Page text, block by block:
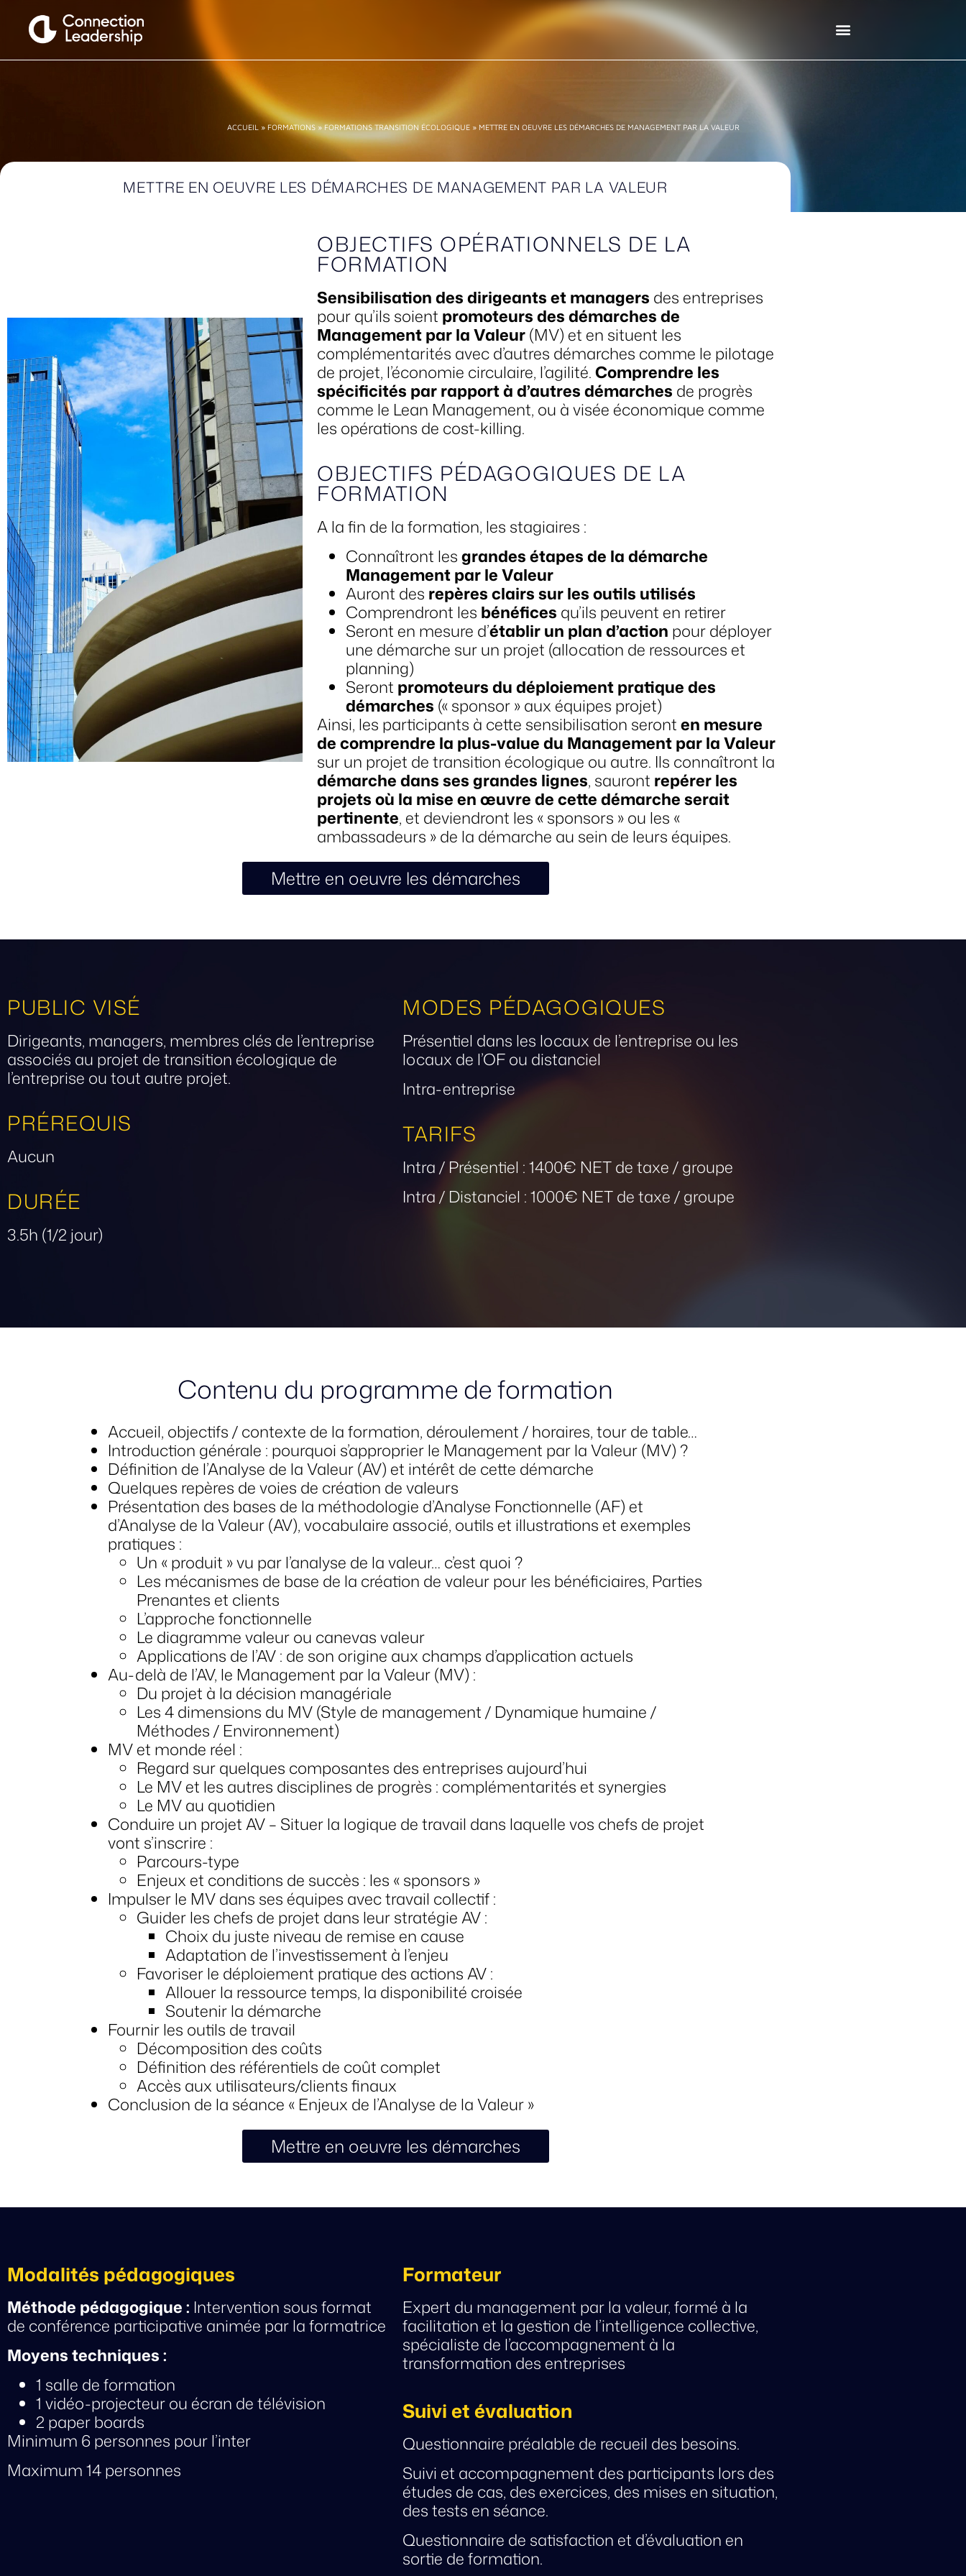
ACCUEIL » FORMATIONS»FORMATIONS TRANSITION ÉCOLOGIQUE» METTRE EN OEUVRE LES DÉMARCHES DE MANAGEMENT PAR LA VALEUR
METTRE EN OEUVRE LES DÉMARCHES DE MANAGEMENT PAR LA VALEUR
OBJECTIFS OPÉRATIONNELS DE LA
FORMATION
Sensibilisation des dirigeants et managers des entreprises
pour qu’ils soient promoteurs des démarches de
Management par la Valeur(MV) et en situent les
complémentarités avec d’autres démarches comme le pilotage
de projet, l’économie circulaire, l’agilité.Comprendre les
spécificités par rapport à d’autres démarches de progrès
comme le Lean Management, ou à visée économique comme
les opérations de cost-killing.
OBJECTIFS PÉDAGOGIQUES DE LA
FORMATION
A la fin de la formation, les stagiaires :
Connaîtront lesgrandes étapes de la démarche
Management par le Valeur
Auront des repères clairs sur les outils utilisés
Comprendront les bénéfices qu’ils peuvent en retirer
Seront en mesure d’établir un plan d’action pour déployer
une démarche sur un projet (allocation de ressources et
planning)
Seront promoteurs du déploiement pratique des
démarches (« sponsor » aux équipes projet)
Ainsi, les participants à cette sensibilisation seronten mesure
de comprendre la plus-value du Management par la Valeur
sur un projet de transition écologique ou autre. Ils connaîtront la
démarche dans ses grandes lignes, sauront repérer les
projets où la mise en œuvre de cette démarche serait
pertinente, et deviendront les « sponsors » ou les «
ambassadeurs » de la démarche au sein de leurs équipes.
Mettre en oeuvre les démarches
PUBLIC VISÉ
Dirigeants, managers, membres clés de l’entreprise
associés au projet de transition écologique de
l’entreprise ou tout autre projet.
PRÉREQUIS
Aucun
DURÉE
3.5h (1/2 jour)
MODES PÉDAGOGIQUES
Présentiel dans les locaux de l’entreprise ou les
locaux de l’OF ou distanciel
Intra-entreprise
TARIFS
Intra / Présentiel : 1400€ NET de taxe / groupe
Intra / Distanciel : 1000€ NET de taxe / groupe
Contenu du programme de formation
Accueil, objectifs / contexte de la formation, déroulement / horaires, tour de table…
Introduction générale : pourquoi s’approprier le Management par la Valeur (MV) ?
Définition de l’Analyse de la Valeur (AV) et intérêt de cette démarche
Quelques repères de voies de création de valeurs
Présentation des bases de la méthodologie d’Analyse Fonctionnelle (AF) et
d’Analyse de la Valeur (AV), vocabulaire associé, outils et illustrations et exemples
pratiques :
Un « produit » vu par l’analyse de la valeur… c’est quoi ?
Les mécanismes de base de la création de valeur pour les bénéficiaires, Parties
Prenantes et clients
L’approche fonctionnelle
Le diagramme valeur ou canevas valeur
Applications de l’AV : de son origine aux champs d’application actuels
Au-delà de l’AV, le Management par la Valeur (MV) :
Du projet à la décision managériale
Les 4 dimensions du MV (Style de management / Dynamique humaine /
Méthodes / Environnement)
MV et monde réel :
Regard sur quelques composantes des entreprises aujourd’hui
Le MV et les autres disciplines de progrès : complémentarités et synergies
Le MV au quotidien
Conduire un projet AV – Situer la logique de travail dans laquelle vos chefs de projet
vont s’inscrire :
Parcours-type
Enjeux et conditions de succès : les « sponsors »
Impulser le MV dans ses équipes avec travail collectif :
Guider les chefs de projet dans leur stratégie AV :
Choix du juste niveau de remise en cause
Adaptation de l’investissement à l’enjeu
Favoriser le déploiement pratique des actions AV :
Allouer la ressource temps, la disponibilité croisée
Soutenir la démarche
Fournir les outils de travail
Décomposition des coûts
Définition des référentiels de coût complet
Accès aux utilisateurs/clients finaux
Conclusion de la séance « Enjeux de l’Analyse de la Valeur »
Mettre en oeuvre les démarches
Modalités pédagogiques
Méthode pédagogique : Intervention sous format
de conférence participative animée par la formatrice
Moyens techniques :
1 salle de formation
1 vidéo-projecteur ou écran de télévision
2 paper boards
Minimum 6 personnes pour l’inter
Maximum 14 personnes
Formateur
Expert du management par la valeur, formé à la
facilitation et la gestion de l’intelligence collective,
spécialiste de l’accompagnement à la
transformation des entreprises
Suivi et évaluation
Questionnaire préalable de recueil des besoins.
Suivi et accompagnement des participants lors des
études de cas, des exercices, des mises en situation,
des tests en séance.
Questionnaire de satisfaction et d’évaluation en
sortie de formation.